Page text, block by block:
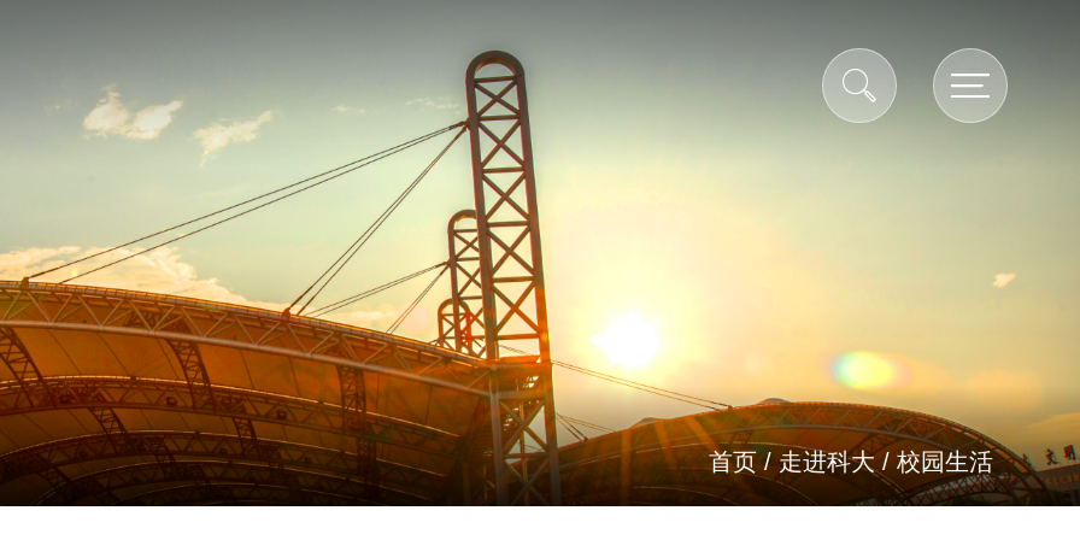
首页/ 走进科大/校园生活